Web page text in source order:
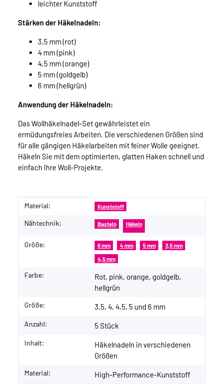
leichter Kunststoff
Stärken der Häkelnadeln:
3,5 mm (rot)
4 mm (pink)
4,5 mm (orange)
5 mm (goldgelb)
6 mm (hellgrün)
Anwendung der Häkelnadeln:
Das Wollhäkelnadel-Set gewährleistet ein
ermüdungsfreies Arbeiten. Die verschiedenen Größen sind
für alle gängigen Häkelarbeiten mit feiner Wolle geeignet.
Häkeln Sie mit dem optimierten, glatten Haken schnell und
einfach Ihre Woll-Projekte.
Produkteigenschaft
Wert
Material: Kunststoff
Nähtechnik: Basteln Häkeln
Größe: 6 mm 4 mm 5 mm 3,5 mm
4,5 mm
Farbe:
Rot, pink, orange, goldgelb,
hellgrün
Größe: 3,5, 4, 4,5, 5 und 6 mm
Anzahl: 5 Stück
Inhalt:
Häkelnadeln in verschiedenen
Größen
Material: High-Performance-Kunststoff